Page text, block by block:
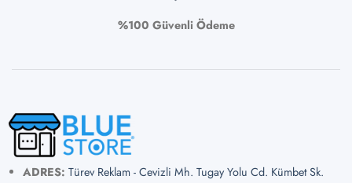
%100 Güvenli Ödeme
ADRES: Türev Reklam - Cevizli Mh. Tugay Yolu Cd. Kümbet Sk.